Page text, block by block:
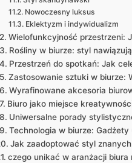
Nowoczesny luksus
Eklektyzm i indywidualizm
Wielofunkcyjność przestrzeni:⁤
Rośliny w⁤ biurze: styl
Przestrzeń do spotkań: Jak‍
Zastosowanie sztuki w‌ biurze:
Wyrafinowane akcesoria
Biuro jako miejsce
Uniwersalne porady
Technologia w biurze:
Jak ‌zaadoptować styl
czego unikać w⁤ aranżacji